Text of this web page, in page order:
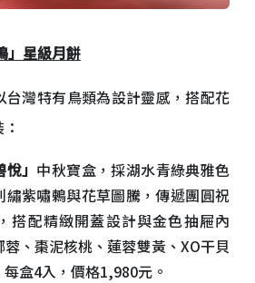
」星級月餅
台灣特有鳥類為設計靈感，搭配花
悅」 中秋寶盒，採湖水青綠典雅色
繡紫嘯鶇與花草圖騰，傳遞團圓祝
搭配精緻開蓋設計與金色抽屜內
、棗泥核桃、蓮蓉雙黃、XO干貝
盒4入，價格1,980元。